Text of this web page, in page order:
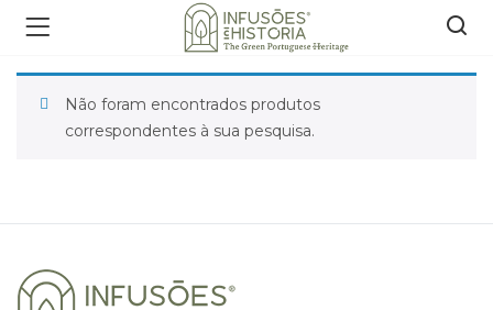
Não foram encontrados produtos
correspondentes à sua pesquisa.